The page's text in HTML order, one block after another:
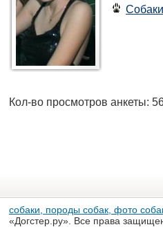
Собаки
Кол-во просмотров анкеты:
собаки, породы собак, фото
«Догстер.ру». Все права